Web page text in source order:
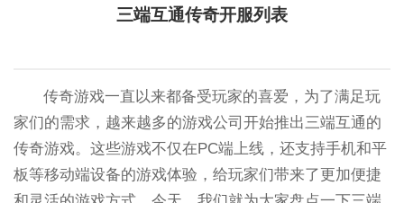
三端互通传奇开服列表
传奇游戏一直以来都备受玩家的喜爱，为了满足玩
家们的需求，越来越多的游戏公司开始推出三端互通的
传奇游戏。这些游戏不仅在PC端上线，还支持手机和平
板等移动端设备的游戏体验，给玩家们带来了更加便捷